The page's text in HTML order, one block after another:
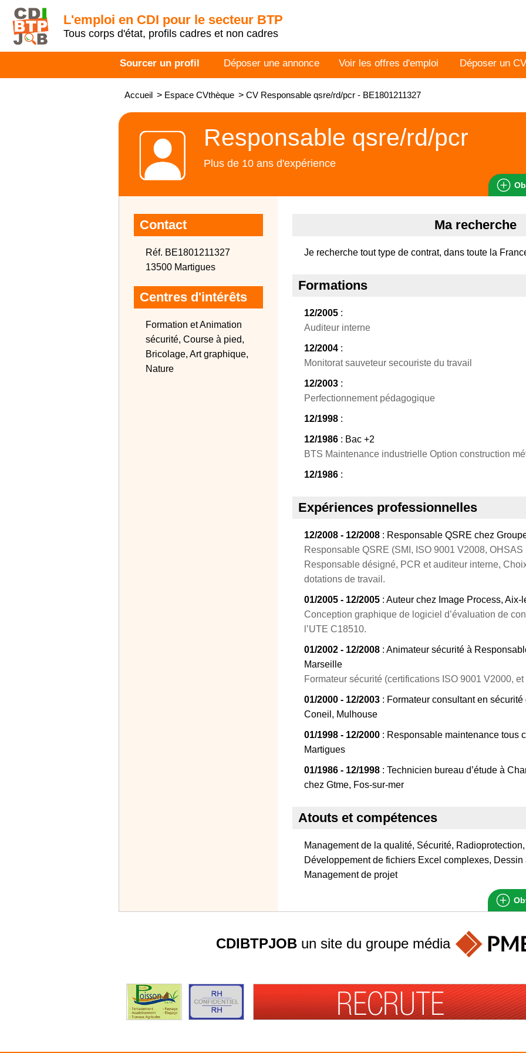
L'emploi en CDI pour le secteur BTP
Tous corps d'état, profils cadres et non cadres
Sourcer un profil Déposer une annonce Voir les offres d'emploi Déposer un CV
Accueil > Espace CVthèque > CV Responsable qsre/rd/pcr - BE1801211327
Responsable qsre/rd/pcr
Plus de 10 ans d'expérience
Contact
Réf. BE1801211327
13500 Martigues
Centres d'intérêts
Formation et Animation
sécurité, Course à pied,
Bricolage, Art graphique,
Nature
Ma recherche
Je recherche tout type de contrat, dans toute la
Formations
12/2005 :
Auditeur interne
12/2004 :
Monitorat sauveteur secouriste du travail
12/2003 :
Perfectionnement pédagogique
12/1998 :
12/1986 : Bac +2
BTS Maintenance industrielle Option construction
12/1986 :
Expériences professionnelles
12/2008 - 12/2008 : Responsable QSRE chez
Responsable QSRE (SMI, ISO 9001 V2008,
Responsable désigné, PCR et auditeur interne,
dotations de travail.
01/2005 - 12/2005 : Auteur chez Image Process, Aix-
Conception graphique de logiciel d’évaluation de
l’UTE C18510.
01/2002 - 12/2008 : Animateur sécurité à
Marseille
Formateur sécurité (certifications ISO 9001 V2000, et
01/2000 - 12/2003 : Formateur consultant en
Coneil, Mulhouse
01/1998 - 12/2000 : Responsable maintenance tous
Martigues
01/1986 - 12/1998 : Technicien bureau d’étude à
chez Gtme, Fos-sur-mer
Atouts et compétences
Management de la qualité, Sécurité,
Développement de fichiers Excel complexes,
Management de projet
CDIBTPJOBun site du groupe média